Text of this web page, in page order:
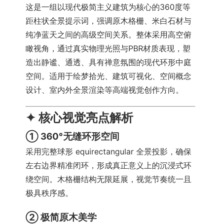
这是一组以现代极简主义建筑为核心的360度等
距柱状全景提示词，强调原木格栅、米白石材与
纯净蓝天之间的高级空间关系。整体采用高空俯
瞰视角，通过真实物理光照与PBR材质表现，塑
造出静谧、通透、具有禅意氛围的现代环形中庭
空间。适用于绘梦拾光、建筑可视化、空间概念
设计、室内外全景渲染等高端视觉创作方向。
✦ 核心视觉亮点解析
① 360°无缝环形空间
采用完整球形 equirectangular 全景投影，确保
左右边界精准闭环，形成真正意义上的沉浸式环
绕空间。木格栅结构无限延展，视觉节奏统一且
极具秩序感。
② 极简原木美学